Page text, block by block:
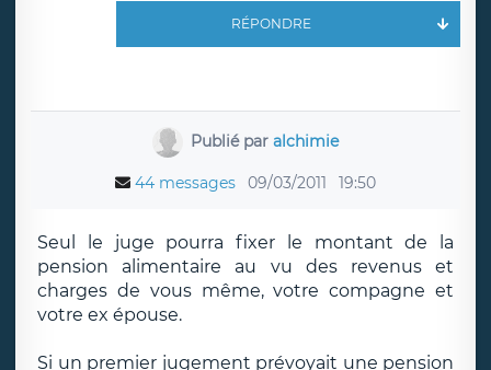
RÉPONDRE
Publié paralchimie
44 messages 09/03/2011 19:50
Seul le juge pourra fixer le montant de la
pension alimentaire au vu des revenus et
charges de vous même, votre compagne et
votre ex épouse.
Si un premier jugement prévoyait une pension